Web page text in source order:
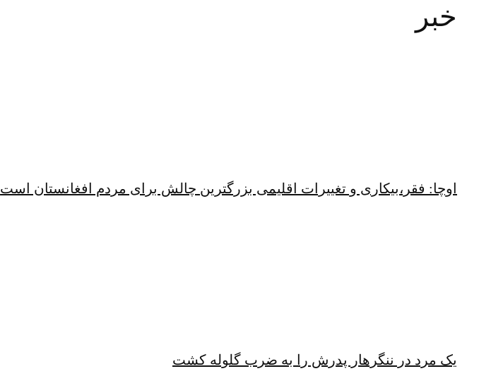
خبر
اوچا: فقر،بیکاری و تغییرات اقلیمی بزرگترین چالش برای مردم افغانستان است
یک مرد در ننگرهار پدرش را به ضرب گلوله کشت